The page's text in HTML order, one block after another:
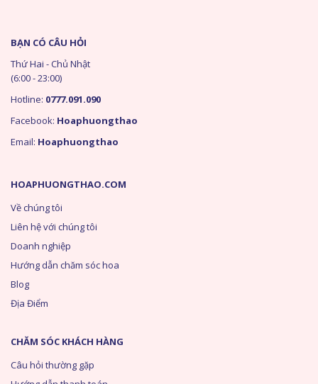
HOAPHUONGTHAO.COM
Về chúng tôi
Liên hệ với chúng tôi
Doanh nghiệp
Hướng dẫn chăm sóc hoa
Blog
Địa Điểm
CHĂM SÓC KHÁCH HÀNG
Câu hỏi thường gặp
BẠN CÓ CÂU HỎI
Thứ Hai - Chủ Nhật
(6:00 - 23:00)
Hotline: 0777.091.090
Facebook: Hoaphuongthao
Email: Hoaphuongthao